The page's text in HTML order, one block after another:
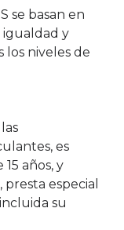
se basan en
igualdad y
los niveles de
es
años, y
especial
su